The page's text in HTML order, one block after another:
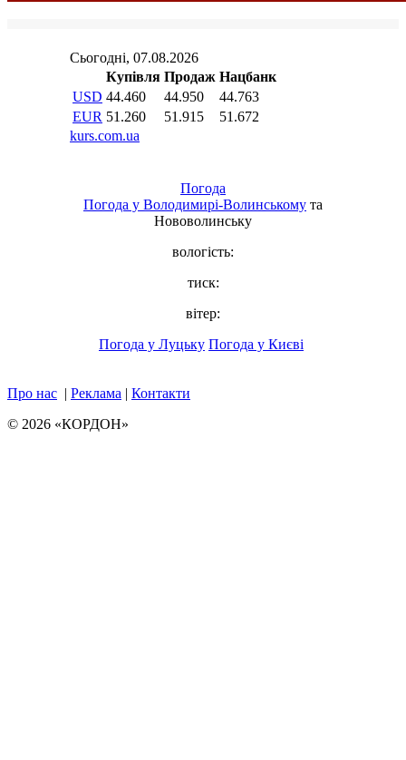
Погода
Погода у Володимирі-Волинському та
Нововолинську
вологість:
тиск:
вітер:
Погода у Луцьку Погода у Києві
Про нас | Реклама | Контакти
© 2026 «КОРДОН»